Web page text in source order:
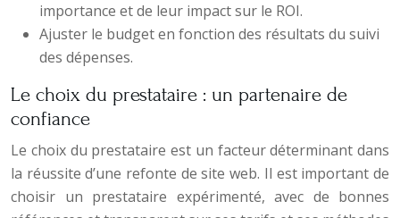
importance et de leur impact sur le ROI.
Ajuster le budget en fonction des résultats du suivi
des dépenses.
Le choix du prestataire : un partenaire de
confiance
Le choix du prestataire est un facteur déterminant dans
la réussite d’une refonte de site web. Il est important de
choisir un prestataire expérimenté, avec de bonnes